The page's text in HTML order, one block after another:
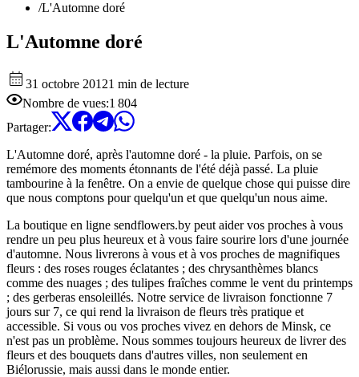
/L'Automne doré
L'Automne doré
31 octobre 20121 min de lecture
Nombre de vues:1 804
Partager:
L'Automne doré, après l'automne doré - la pluie. Parfois, on se
remémore des moments étonnants de l'été déjà passé. La pluie
tambourine à la fenêtre. On a envie de quelque chose qui puisse dire
que nous comptons pour quelqu'un et que quelqu'un nous aime.
La boutique en ligne sendflowers.by peut aider vos proches à vous
rendre un peu plus heureux et à vous faire sourire lors d'une journée
d'automne. Nous livrerons à vous et à vos proches de magnifiques
fleurs : des roses rouges éclatantes ; des chrysanthèmes blancs
comme des nuages ; des tulipes fraîches comme le vent du printemps
; des gerberas ensoleillés. Notre service de livraison fonctionne 7
jours sur 7, ce qui rend la livraison de fleurs très pratique et
accessible. Si vous ou vos proches vivez en dehors de Minsk, ce
n'est pas un problème. Nous sommes toujours heureux de livrer des
fleurs et des bouquets dans d'autres villes, non seulement en
Biélorussie, mais aussi dans le monde entier.